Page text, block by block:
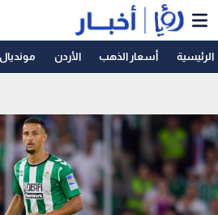
الرئيسية أسعار الذهب الأردن مونديال 2026